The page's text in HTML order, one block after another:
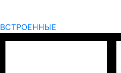
ВСТРОЕННЫЕ